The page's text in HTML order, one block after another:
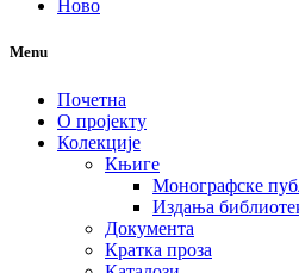
Ново
Menu
Почетна
О пројекту
Колекције
Књиге
Монографске
Издања
Документа
Кратка проза